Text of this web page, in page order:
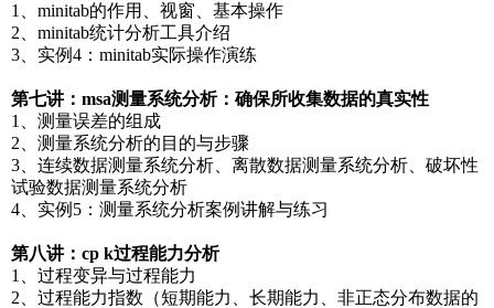
1、minitab的作用、视窗、基本操作
2、minitab统计分析工具介绍
3、实例4：minitab实际操作演练
第七讲：msa测量系统分析：确保所收集数据的真实性
1、测量误差的组成
2、测量系统分析的目的与步骤
3、连续数据测量系统分析、离散数据测量系统分析、破坏性
试验数据测量系统分析
4、实例5：测量系统分析案例讲解与练习
第八讲：cp k过程能力分析
1、过程变异与过程能力
2、过程能力指数（短期能力、长期能力、非正态分布数据的